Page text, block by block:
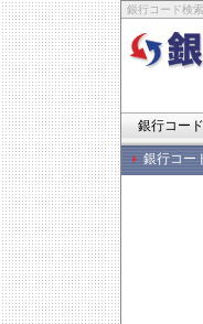
銀行コード検
銀行コー
銀行コー